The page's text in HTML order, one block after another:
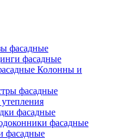
фасадные
фасадные
Колонны и
фасадные
фасадные
фасадные
фасадные